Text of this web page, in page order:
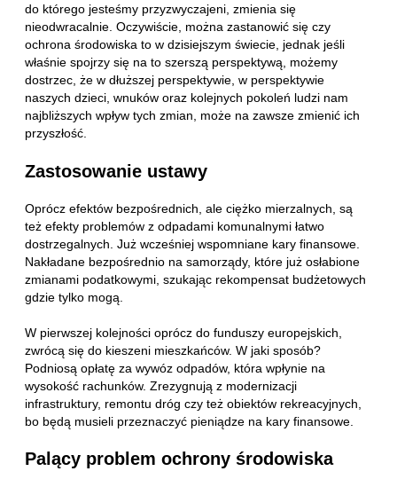
do którego jesteśmy przyzwyczajeni, zmienia się
nieodwracalnie. Oczywiście, można zastanowić się czy
ochrona środowiska to w dzisiejszym świecie, jednak jeśli
właśnie spojrzy się na to szerszą perspektywą, możemy
dostrzec, że w dłuższej perspektywie, w perspektywie
naszych dzieci, wnuków oraz kolejnych pokoleń ludzi nam
najbliższych wpływ tych zmian, może na zawsze zmienić ich
przyszłość.
Zastosowanie ustawy
Oprócz efektów bezpośrednich, ale ciężko mierzalnych, są
też efekty problemów z odpadami komunalnymi łatwo
dostrzegalnych. Już wcześniej wspomniane kary finansowe.
Nakładane bezpośrednio na samorządy, które już osłabione
zmianami podatkowymi, szukając rekompensat budżetowych
gdzie tylko mogą.
W pierwszej kolejności oprócz do funduszy europejskich,
zwrócą się do kieszeni mieszkańców. W jaki sposób?
Podniosą opłatę za wywóz odpadów, która wpłynie na
wysokość rachunków. Zrezygnują z modernizacji
infrastruktury, remontu dróg czy też obiektów rekreacyjnych,
bo będą musieli przeznaczyć pieniądze na kary finansowe.
Palący problem ochrony środowiska